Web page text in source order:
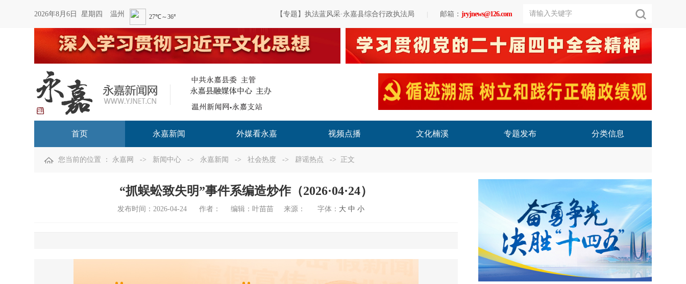
2026年8月6日 星期四 温州 【专题】执法蓝风采·永嘉县综合行政执法局 邮箱： jryjnews@126.com
首页 永嘉新闻 外媒看永嘉 视频点播 文化楠溪 专题发布 分类信息
您当前的位置 ： 永嘉网 -> 新闻中心 -> 永嘉新闻 -> 社会热度 -> 辟谣热点 -> 正文
“抓蜈蚣致失明”事件系编造炒作（2026·04·24）
发布时间： 2026-04-24 作者： 编辑： 叶苗苗 来源： 字体： 大 中 小